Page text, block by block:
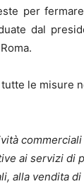
per
dal
le misure
ai servizi di
alla vendita